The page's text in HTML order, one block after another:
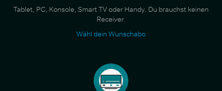
Tablet, PC, Konsole, Smart TV oder Handy. Du brauchst keinen
Receiver.
Wähl dein Wunschabo